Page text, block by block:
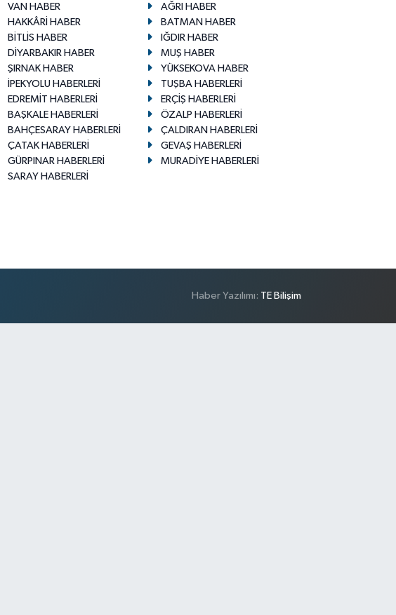
VAN HABER
AĞRI HABER
HAKKÂRİ HABER
BATMAN HABER
BİTLİS HABER
IĞDIR HABER
DİYARBAKIR HABER
MUŞ HABER
ŞIRNAK HABER
YÜKSEKOVA HABER
İPEKYOLU HABERLERİ
TUŞBA HABERLERİ
EDREMİT HABERLERİ
ERÇİŞ HABERLERİ
BAŞKALE HABERLERİ
ÖZALP HABERLERİ
BAHÇESARAY HABERLERİ
ÇALDIRAN HABERLERİ
ÇATAK HABERLERİ
GEVAŞ HABERLERİ
GÜRPINAR HABERLERİ
MURADİYE HABERLERİ
SARAY HABERLERİ
Haber Yazılımı: TE Bilişim